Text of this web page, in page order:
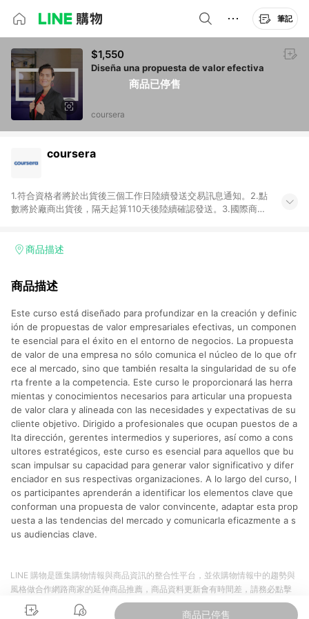
筆記
商品已停售
$1,550
Diseña una propuesta de valor efectiva
coursera
coursera
1.符合資格者將於出貨後三個工作日陸續發送交易訊息通知。2.點
數將於廠商出貨後，隔天起算110天後陸續確認發送。3.國際商家
用未授權優惠碼不符合贈點資格。6.點數發送依據及返點上限將
品加總金額），亦即點數回饋計算並非以coursera實際購買商品
分運費或稅金，可返點金額將以系統回傳金額為準 8.若於商家
App下單，不符合LINE購物導購資格。
商品描述
商品描述
Este curso está diseñado para profundizar en la creación y definic
ión de propuestas de valor empresariales efectivas, un componen
te esencial para el éxito en el entorno de negocios. La propuesta
de valor de una empresa no sólo comunica el núcleo de lo que ofr
ece al mercado, sino que también resalta la singularidad de su ofe
rta frente a la competencia. Este curso le proporcionará las herra
mientas y conocimientos necesarios para articular una propuesta
de valor clara y alineada con las necesidades y expectativas de su
cliente objetivo. Dirigido a profesionales que ocupan puestos de a
lta dirección, gerentes intermedios y superiores, así como a cons
ultores estratégicos, este curso es esencial para aquellos que bu
scan impulsar su capacidad para generar valor significativo y difer
enciador en sus respectivas organizaciones. A lo largo del curso, l
os participantes aprenderán a identificar los elementos clave que
conforman una propuesta de valor convincente, adaptar esta prop
uesta a las tendencias del mercado y comunicarla eficazmente a s
us audiencias clave.
商品已停售
LINE 購物是匯集購物情報與商品資訊的整合性平台，並依購物情報中的趨勢與
風格做合作網路商家的延伸商品推薦，商品資料更新會有時間差，請務必點擊
商品至各合作網路商家，確認現售價與購物條件，一切資訊以合作廠商網頁為
準。